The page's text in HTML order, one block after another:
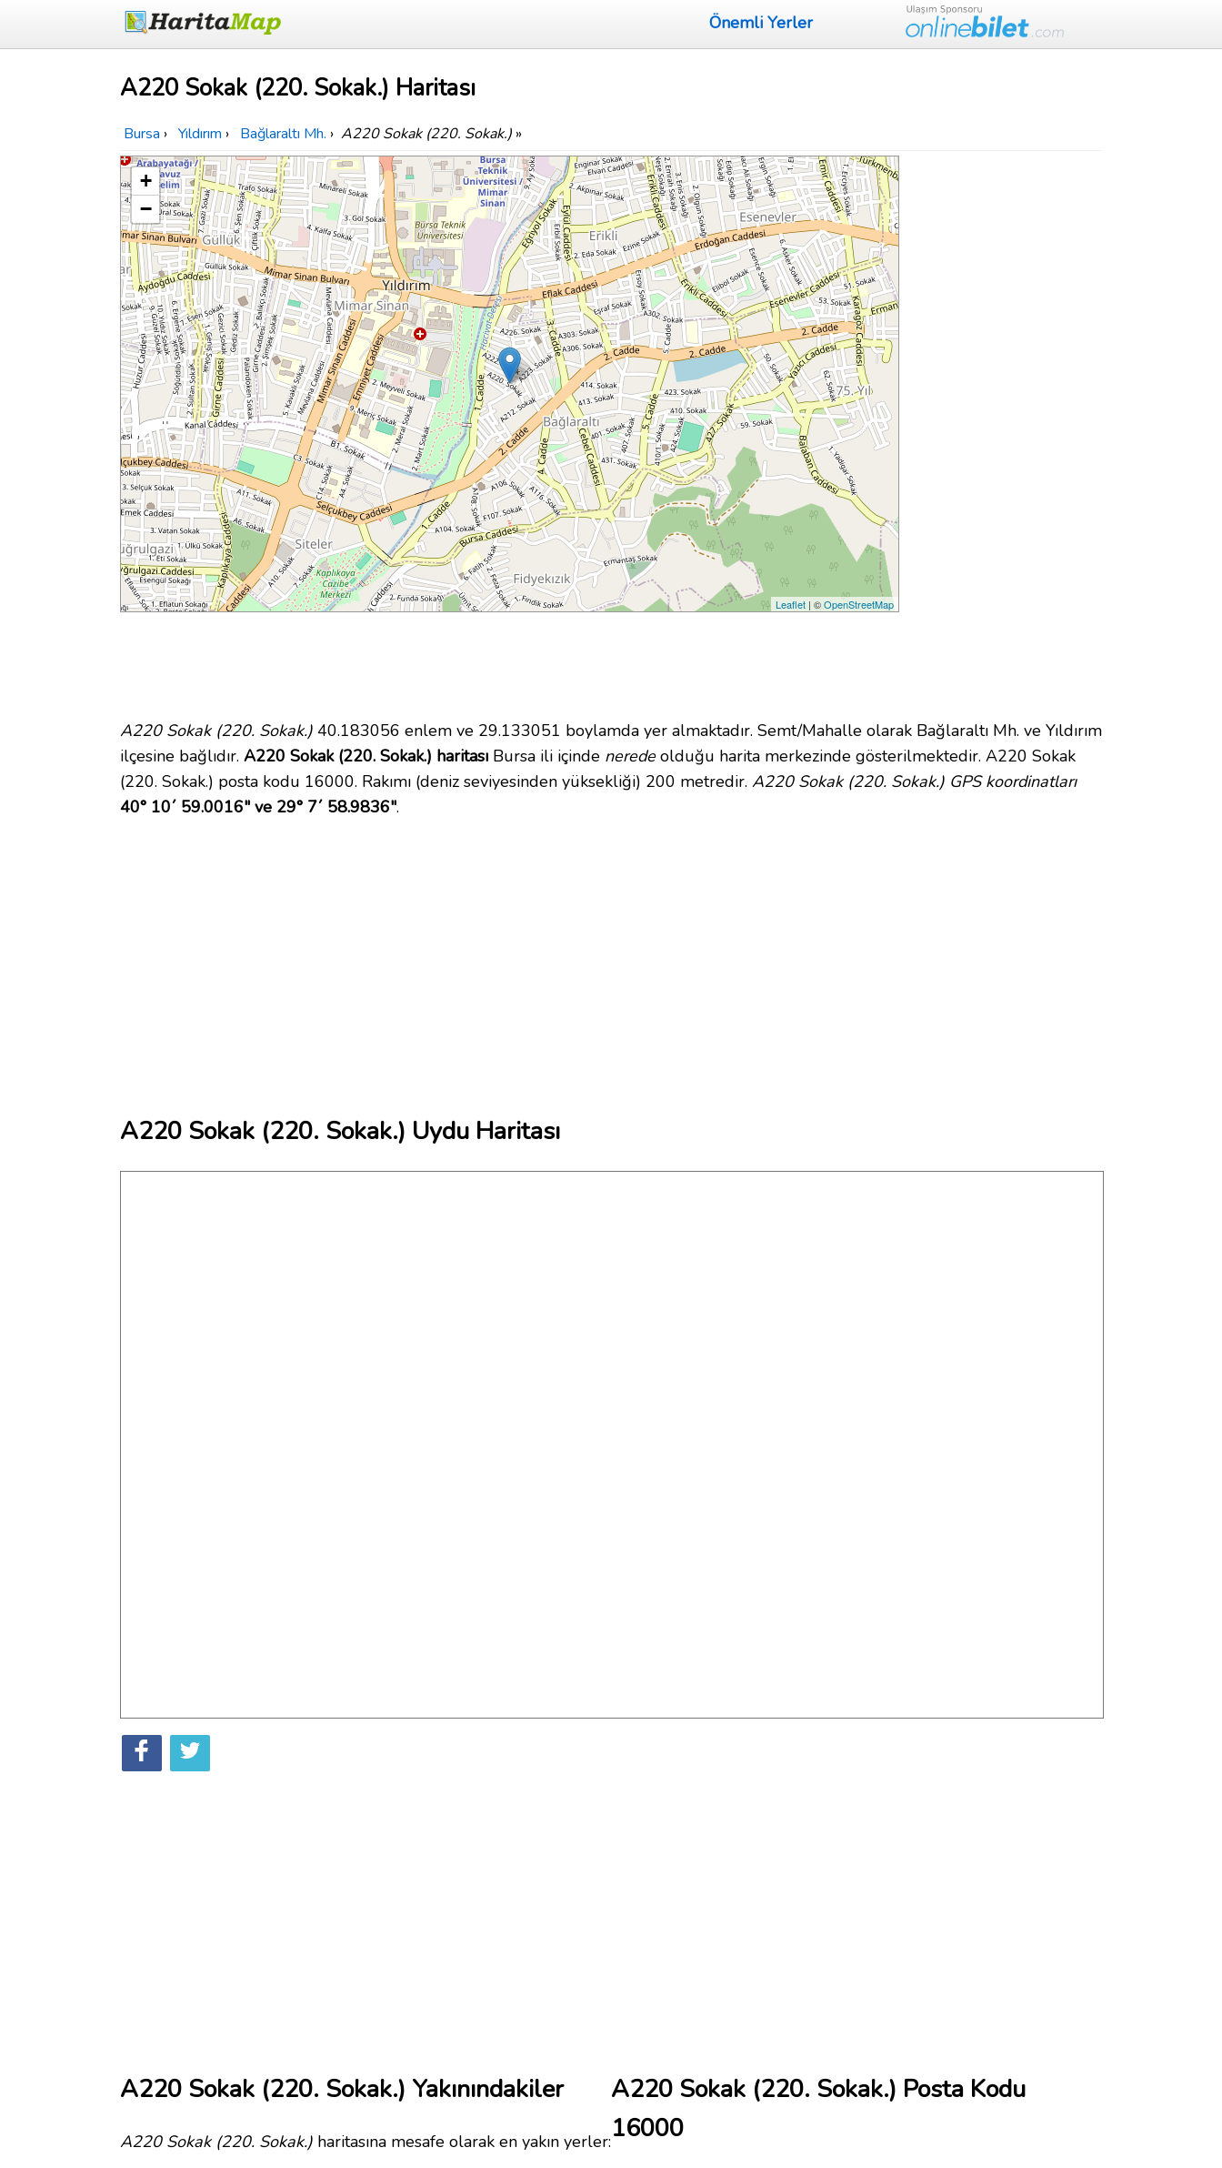
Önemli Yerler
A220 Sokak (220. Sokak.) Haritası
Bursa › Yıldırım › Bağlaraltı Mh. › A220 Sokak (220. Sokak.) »
+
−
Leaflet | ©OpenStreetMap
A220 Sokak (220. Sokak.) 40.183056 enlem ve 29.133051 boylamda yer almaktadır. Semt/Mahalle olarak Bağlaraltı Mh. ve Yıldırım
ilçesine bağlıdır. A220 Sokak (220. Sokak.) haritası Bursa ili içinde neredeolduğu harita merkezinde gösterilmektedir. A220 Sokak
(220. Sokak.) posta kodu 16000. Rakımı (deniz seviyesinden yüksekliği) 200 metredir. A220 Sokak (220. Sokak.) GPS koordinatları
40° 10´ 59.0016" ve 29° 7´ 58.9836".
A220 Sokak (220. Sokak.) Uydu Haritası
A220 Sokak (220. Sokak.) Yakınındakiler
A220 Sokak (220. Sokak.) haritasına mesafe olarak en yakın yerler:
A220 Sokak (220. Sokak.) Posta Kodu
16000